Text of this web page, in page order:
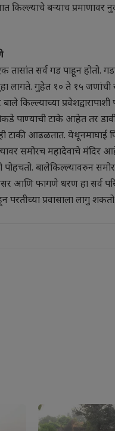
किल्ल्याचे बऱ्याच
तासांत सर्व गड पाहून होतो.
लागते. गुहेत १० ते १५ जणांची
किल्ल्याच्या
पाण्याची टाके आहेत तर
टाकी आढळतात. येथूनमाघाई
समोरच महादेवाचे मंदिर
बालेकिल्ल्यावरुन
आणि फागणे धरण हा सर्व
परतीच्या प्रवासाला लागु